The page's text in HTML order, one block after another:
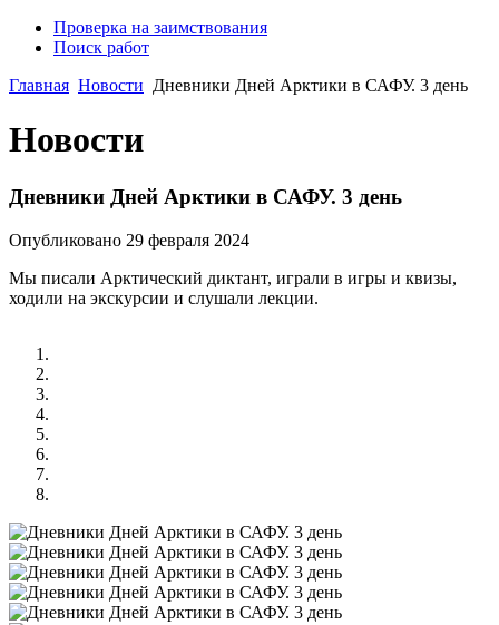
Проверка на заимствования
Поиск работ
Главная Новости Дневники Дней Арктики в САФУ. 3 день
Новости
Дневники Дней Арктики в САФУ. 3 день
Опубликовано 29 февраля 2024
Мы писали Арктический диктант, играли в игры и квизы,
ходили на экскурсии и слушали лекции.